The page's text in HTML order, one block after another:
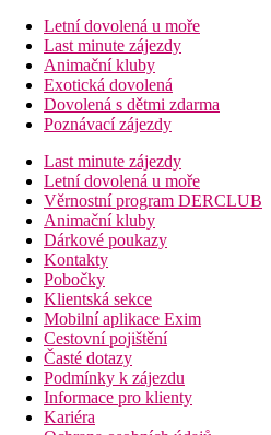
Letní dovolená u moře
Last minute zájezdy
Animační kluby
Exotická dovolená
Dovolená s dětmi zdarma
Poznávací zájezdy
Last minute zájezdy
Letní dovolená u moře
Věrnostní program DERCLUB
Animační kluby
Dárkové poukazy
Kontakty
Pobočky
Klientská sekce
Mobilní aplikace Exim
Cestovní pojištění
Časté dotazy
Podmínky k zájezdu
Informace pro klienty
Kariéra